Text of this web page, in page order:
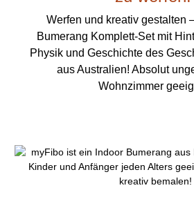
Werfen und kreativ gestalten
Bumerang Komplett-Set mit
Physik und Geschichte des
aus Australien! Absolut
Wohnzimmer